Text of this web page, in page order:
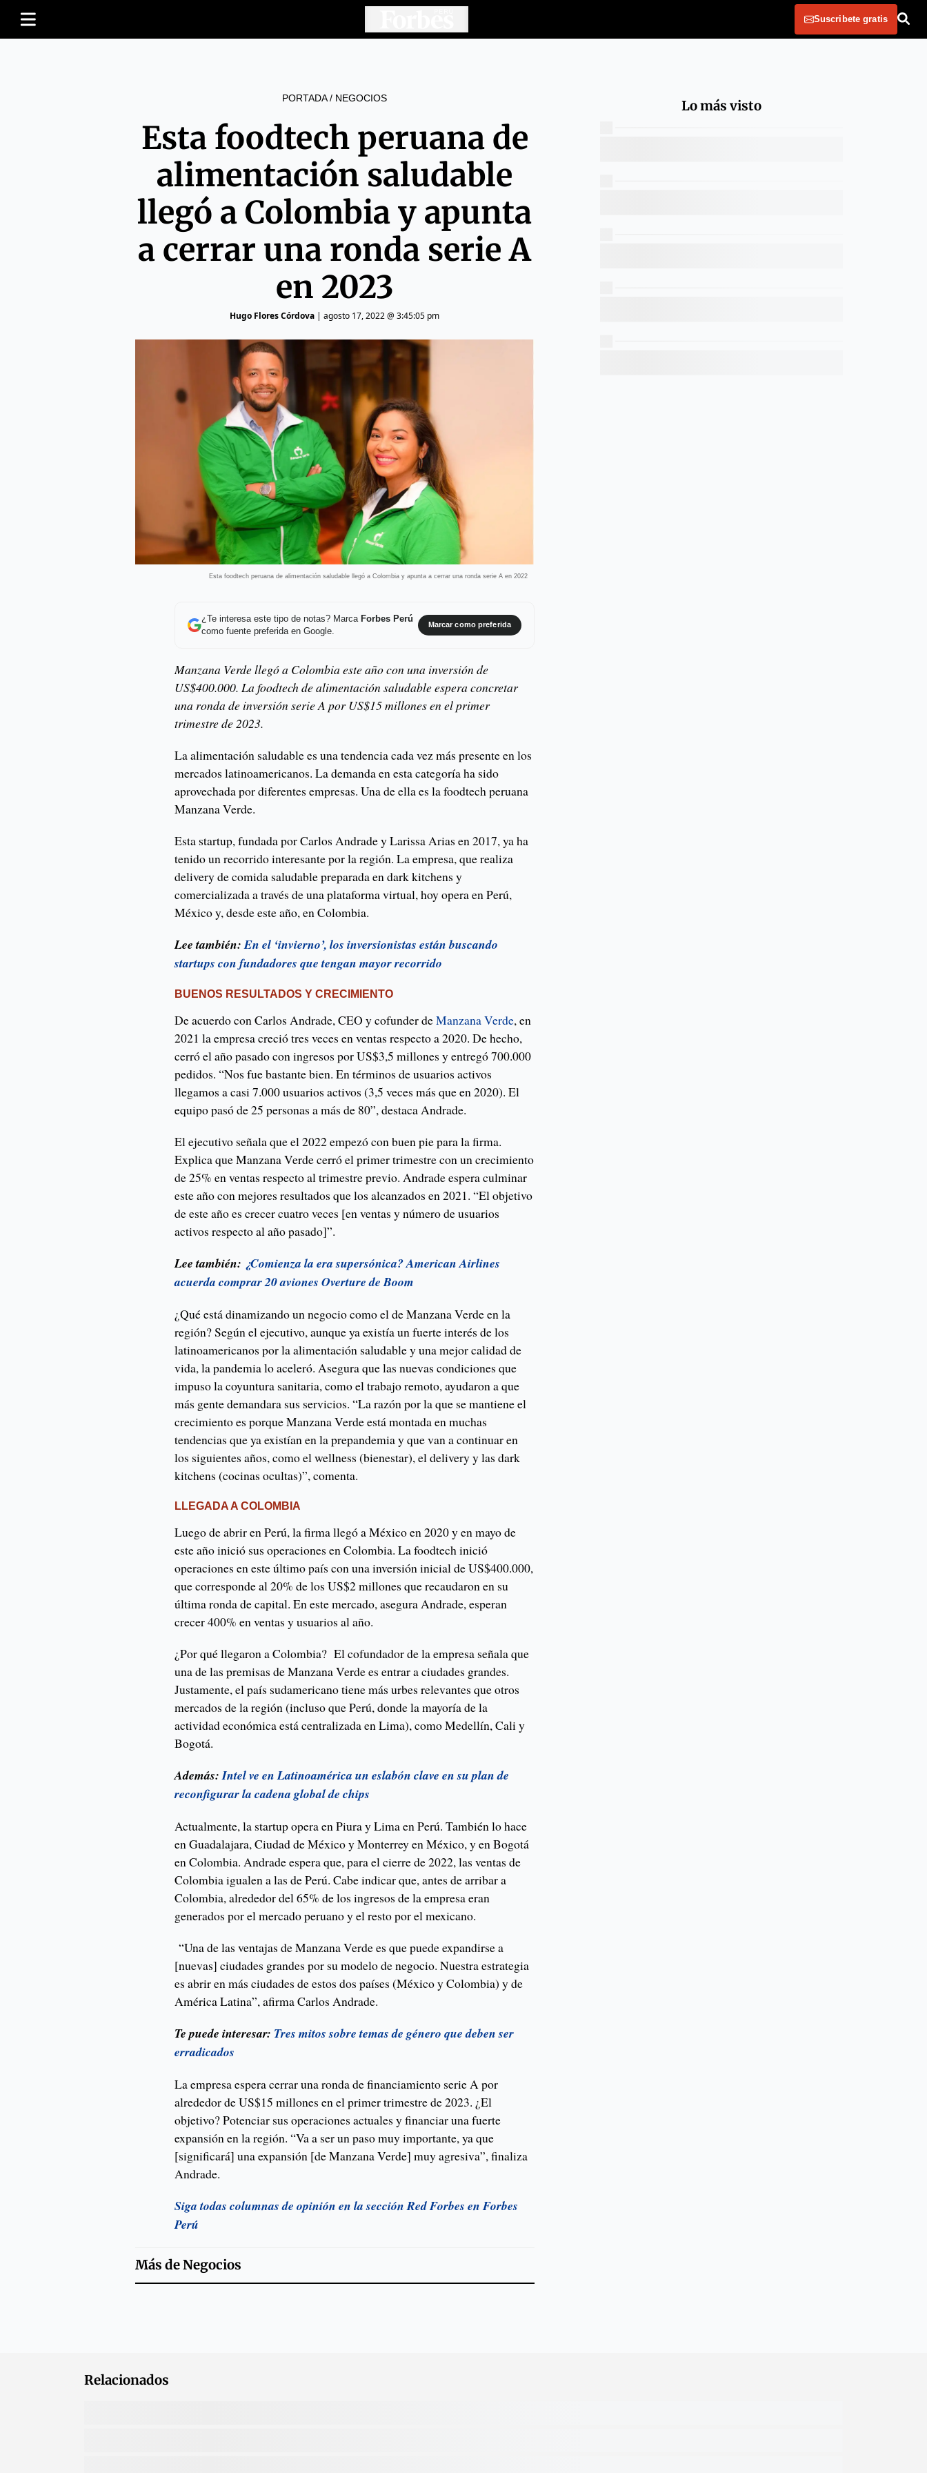
Suscribete gratis
PORTADA/ NEGOCIOS
Esta foodtech peruana de
alimentación saludable
llegó a Colombia y apunta
a cerrar una ronda serie A
en 2023
Hugo Flores Córdova | agosto 17, 2022 @ 3:45:05 pm
Esta foodtech peruana de alimentación saludable llegó a Colombia y apunta a cerrar una ronda serie A en 2022
¿Te interesa este tipo de notas? Marca Forbes Perú
como fuente preferida en Google.
Marcar como preferida
Manzana Verde llegó a Colombia este año con una inversión de
US$400.000. La foodtech de alimentación saludable espera concretar
una ronda de inversión serie A por US$15 millones en el primer
trimestre de 2023.
La alimentación saludable es una tendencia cada vez más presente en los
mercados latinoamericanos. La demanda en esta categoría ha sido
aprovechada por diferentes empresas. Una de ella es la foodtech peruana
Manzana Verde.
Esta startup, fundada por Carlos Andrade y Larissa Arias en 2017, ya ha
tenido un recorrido interesante por la región. La empresa, que realiza
delivery de comida saludable preparada en dark kitchens y
comercializada a través de una plataforma virtual, hoy opera en Perú,
México y, desde este año, en Colombia.
Lee también:En el ‘invierno’, los inversionistas están buscando
startups con fundadores que tengan mayor recorrido
BUENOS RESULTADOS Y CRECIMIENTO
De acuerdo con Carlos Andrade, CEO y cofunder deManzana Verde, en
2021 la empresa creció tres veces en ventas respecto a 2020. De hecho,
cerró el año pasado con ingresos por US$3,5 millones y entregó 700.000
pedidos. “Nos fue bastante bien. En términos de usuarios activos
llegamos a casi 7.000 usuarios activos (3,5 veces más que en 2020). El
equipo pasó de 25 personas a más de 80”, destaca Andrade.
El ejecutivo señala que el 2022 empezó con buen pie para la firma.
Explica que Manzana Verde cerró el primer trimestre con un crecimiento
de 25% en ventas respecto al trimestre previo. Andrade espera culminar
este año con mejores resultados que los alcanzados en 2021. “El objetivo
de este año es crecer cuatro veces [en ventas y número de usuarios
activos respecto al año pasado]”.
Lee también: ¿Comienza la era supersónica? American Airlines
acuerda comprar 20 aviones Overture de Boom
¿Qué está dinamizando un negocio como el de Manzana Verde en la
región? Según el ejecutivo, aunque ya existía un fuerte interés de los
latinoamericanos por la alimentación saludable y una mejor calidad de
vida, la pandemia lo aceleró. Asegura que las nuevas condiciones que
impuso la coyuntura sanitaria, como el trabajo remoto, ayudaron a que
más gente demandara sus servicios. “La razón por la que se mantiene el
crecimiento es porque Manzana Verde está montada en muchas
tendencias que ya existían en la prepandemia y que van a continuar en
los siguientes años, como el wellness (bienestar), el delivery y las dark
kitchens (cocinas ocultas)”, comenta.
LLEGADA A COLOMBIA
Luego de abrir en Perú, la firma llegó a México en 2020 y en mayo de
este año inició sus operaciones en Colombia. La foodtech inició
operaciones en este último país con una inversión inicial de US$400.000,
que corresponde al 20% de los US$2 millones que recaudaron en su
última ronda de capital. En este mercado, asegura Andrade, esperan
crecer 400% en ventas y usuarios al año.
¿Por qué llegaron a Colombia? El cofundador de la empresa señala que
una de las premisas de Manzana Verde es entrar a ciudades grandes.
Justamente, el país sudamericano tiene más urbes relevantes que otros
mercados de la región (incluso que Perú, donde la mayoría de la
actividad económica está centralizada en Lima), como Medellín, Cali y
Bogotá.
Además:Intel ve en Latinoamérica un eslabón clave en su plan de
reconfigurar la cadena global de chips
Actualmente, la startup opera en Piura y Lima en Perú. También lo hace
en Guadalajara, Ciudad de México y Monterrey en México, y en Bogotá
en Colombia. Andrade espera que, para el cierre de 2022, las ventas de
Colombia igualen a las de Perú. Cabe indicar que, antes de arribar a
Colombia, alrededor del 65% de los ingresos de la empresa eran
generados por el mercado peruano y el resto por el mexicano.
“Una de las ventajas de Manzana Verde es que puede expandirse a
[nuevas] ciudades grandes por su modelo de negocio. Nuestra estrategia
es abrir en más ciudades de estos dos países (México y Colombia) y de
América Latina”, afirma Carlos Andrade.
Te puede interesar: Tres mitos sobre temas de género que deben ser
erradicados
La empresa espera cerrar una ronda de financiamiento serie A por
alrededor de US$15 millones en el primer trimestre de 2023. ¿El
objetivo? Potenciar sus operaciones actuales y financiar una fuerte
expansión en la región. “Va a ser un paso muy importante, ya que
[significará] una expansión [de Manzana Verde] muy agresiva”, finaliza
Andrade.
Siga todas columnas de opinión en la sección Red Forbes en Forbes
Perú
Más deNegocios
Lo más visto
Relacionados